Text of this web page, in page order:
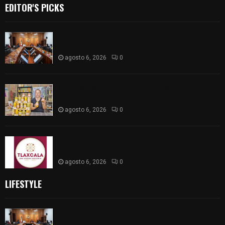
EDITOR'S PICKS
agosto 6, 2026 0
agosto 6, 2026 0
agosto 6, 2026 0
LIFESTYLE